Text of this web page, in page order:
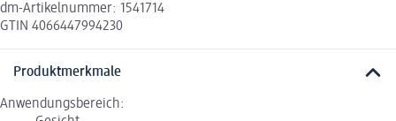
dm-Artikelnummer: 1541714
GTIN 4066447994230
Produktmerkmale
Anwendungsbereich: